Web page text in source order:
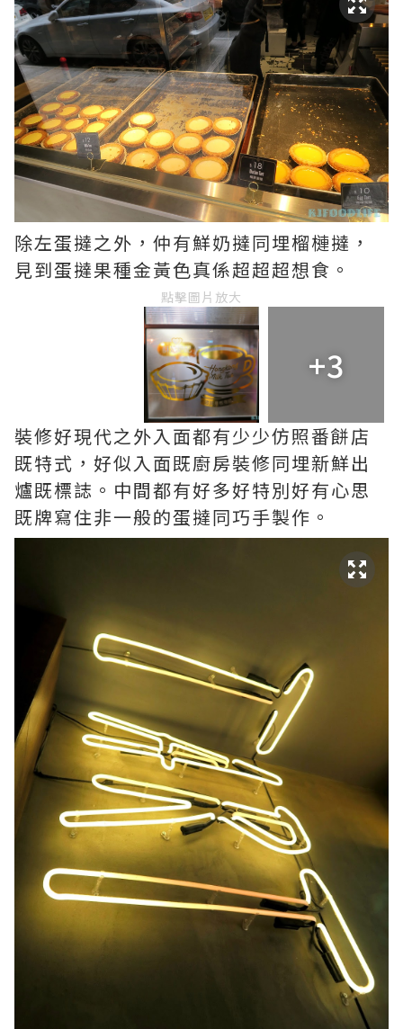
除左蛋撻之外，仲有鮮奶撻同埋榴槤撻，
見到蛋撻果種金黃色真係超超超想食。
點擊圖片放大
+3
裝修好現代之外入面都有少少仿照番餅店
既特式，好似入面既廚房裝修同埋新鮮出
爐既標誌。中間都有好多好特別好有心思
既牌寫住非一般的蛋撻同巧手製作。